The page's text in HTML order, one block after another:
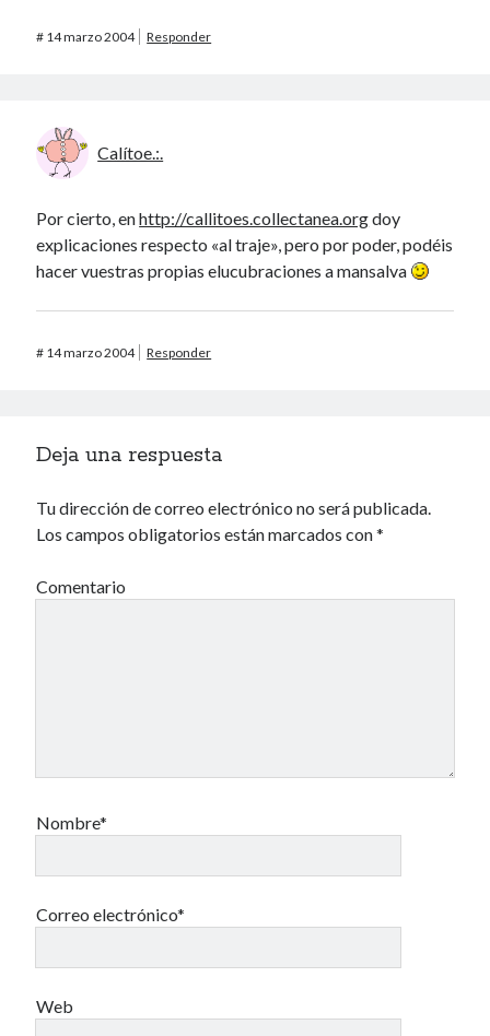
# 14 marzo 2004 Responder
Calítoe.:.
Por cierto, enhttp://callitoes.collectanea.orgdoy
explicaciones respecto «al traje», pero por poder, podéis
hacer vuestras propias elucubraciones a mansalva
# 14 marzo 2004 Responder
Deja una respuesta
Tu dirección de correo electrónico no será publicada.
Los campos obligatorios están marcados con*
Comentario
Nombre*
Correo electrónico*
Web